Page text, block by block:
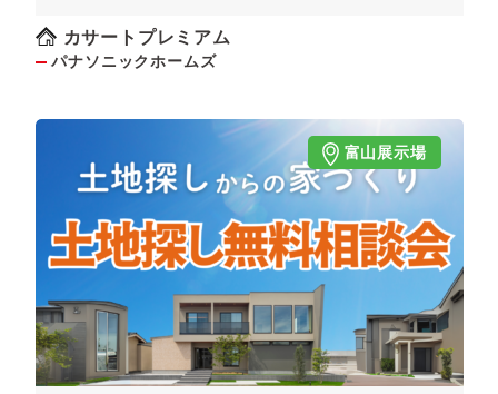
カサートプレミアム
パナソニックホームズ
富山展示場